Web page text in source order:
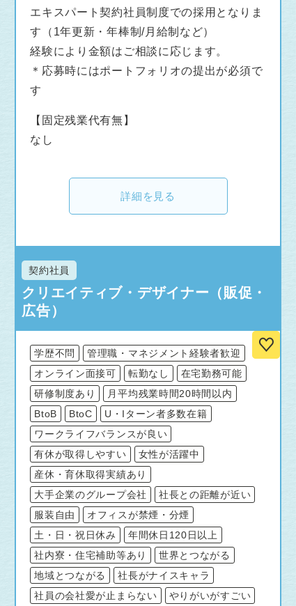
エキスパート契約社員制度での採用となりま
す（1年更新・年棒制/月給制など）
経験により金額はご相談に応じます。
＊応募時にはポートフォリオの提出が必須で
す
【固定残業代有無】
なし
詳細を見る
契約社員
クリエイティブ・デザイナー（販促・
広告）
学歴不問
管理職・マネジメント経験者歓迎
オンライン面接可
転勤なし
在宅勤務可能
研修制度あり
月平均残業時間20時間以内
BtoB
BtoC
U・Iターン者多数在籍
ワークライフバランスが良い
有休が取得しやすい
女性が活躍中
産休・育休取得実績あり
大手企業のグループ会社
社長との距離が近い
服装自由
オフィスが禁煙・分煙
土・日・祝日休み
年間休日120日以上
社内寮・住宅補助等あり
世界とつながる
地域とつながる
社長がナイスキャラ
社員の会社愛が止まらない
やりがいがすごい